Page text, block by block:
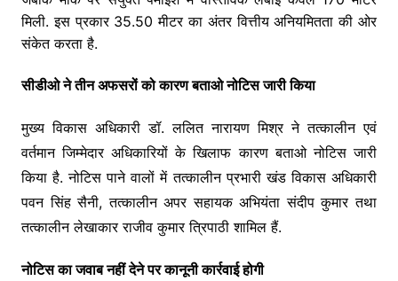
मिली. इस प्रकार 35.50 मीटर का अंतर वित्तीय अनियमितता की ओर
संकेत करता है.
सीडीओ ने तीन अफसरों को कारण बताओ नोटिस जारी किया
मुख्य विकास अधिकारी डॉ. ललित नारायण मिश्र ने तत्कालीन एवं
वर्तमान जिम्मेदार अधिकारियों के खिलाफ कारण बताओ नोटिस जारी
किया है. नोटिस पाने वालों में तत्कालीन प्रभारी खंड विकास अधिकारी
पवन सिंह सैनी, तत्कालीन अपर सहायक अभियंता संदीप कुमार तथा
तत्कालीन लेखाकार राजीव कुमार त्रिपाठी शामिल हैं.
नोटिस का जवाब नहीं देने पर कानूनी कार्रवाई होगी